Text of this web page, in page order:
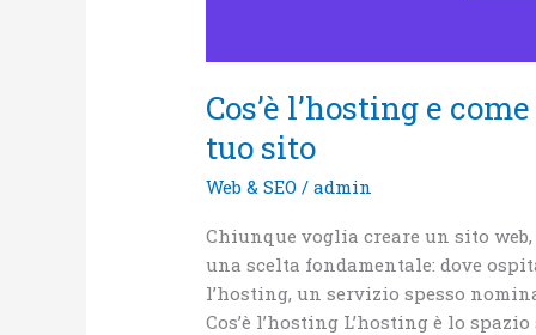
Cos’è l’hosting e
tuo sito
Web & SEO /admin
Chiunque voglia creare un sito
una scelta fondamentale: dove
l’hosting, un servizio spesso
Cos’è l’hosting L’hosting è lo